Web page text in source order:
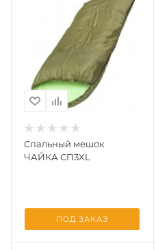
Спальный мешок
ЧАЙКА СП3XL
ПОД ЗАКАЗ